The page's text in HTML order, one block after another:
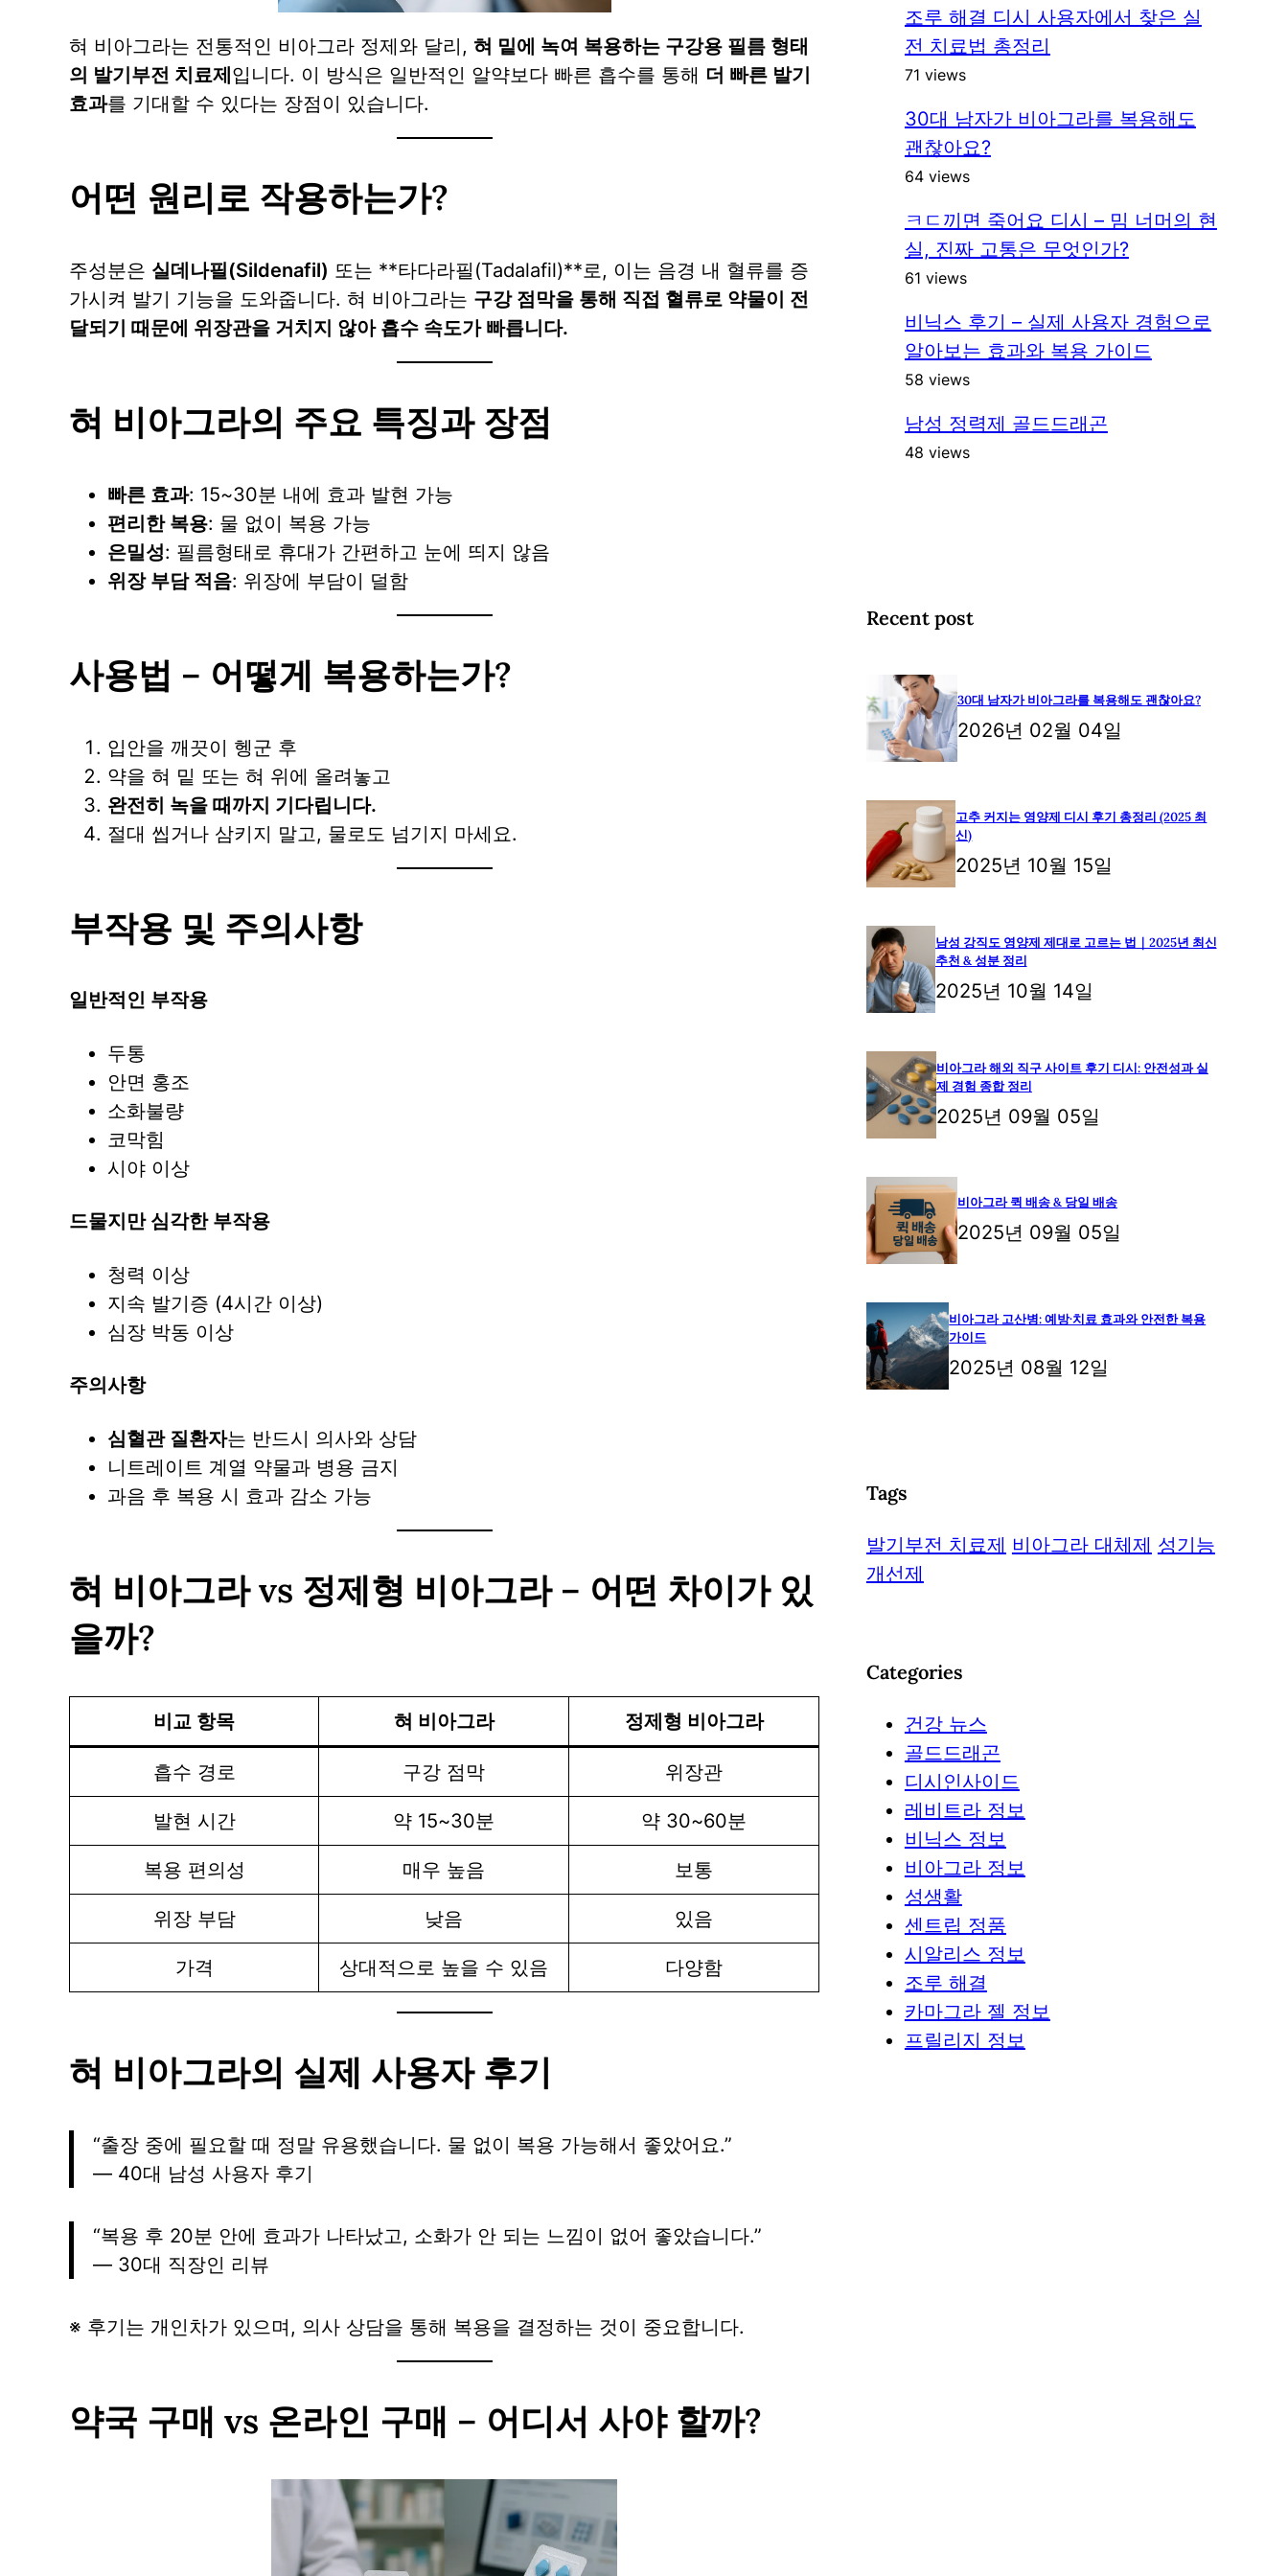
혀 비아그라는 전통적인 비아그라 정제와 달리, 혀 밑에 녹여 복용하는 구강용 필름 형태
의 발기부전 치료제입니다. 이 방식은 일반적인 알약보다 빠른 흡수를 통해 더 빠른 발기
효과를 기대할 수 있다는 장점이 있습니다.
어떤 원리로 작용하는가?
주성분은 실데나필(Sildenafil) 또는 **타다라필(Tadalafil)**로, 이는 음경 내 혈류를 증
가시켜 발기 기능을 도와줍니다. 혀 비아그라는 구강 점막을 통해 직접 혈류로 약물이 전
달되기 때문에 위장관을 거치지 않아 흡수 속도가 빠릅니다.
혀 비아그라의 주요 특징과 장점
빠른 효과: 15~30분 내에 효과 발현 가능
편리한 복용: 물 없이 복용 가능
은밀성: 필름형태로 휴대가 간편하고 눈에 띄지 않음
위장 부담 적음: 위장에 부담이 덜함
사용법 – 어떻게 복용하는가?
입안을 깨끗이 헹군 후
약을 혀 밑 또는 혀 위에 올려놓고
완전히 녹을 때까지 기다립니다.
절대 씹거나 삼키지 말고, 물로도 넘기지 마세요.
부작용 및 주의사항
일반적인 부작용
두통
안면 홍조
소화불량
코막힘
시야 이상
드물지만 심각한 부작용
청력 이상
지속 발기증 (4시간 이상)
심장 박동 이상
주의사항
심혈관 질환자는 반드시 의사와 상담
니트레이트 계열 약물과 병용 금지
과음 후 복용 시 효과 감소 가능
혀 비아그라 vs 정제형 비아그라 – 어떤 차이가 있
을까?
비교 항목 혀 비아그라 정제형 비아그라
흡수 경로 구강 점막 위장관
발현 시간 약 15~30분 약 30~60분
복용 편의성 매우 높음 보통
위장 부담 낮음 있음
가격 상대적으로 높을 수 있음 다양함
혀 비아그라의 실제 사용자 후기
“출장 중에 필요할 때 정말 유용했습니다. 물 없이 복용 가능해서 좋았어요.”
— 40대 남성 사용자 후기
“복용 후 20분 안에 효과가 나타났고, 소화가 안 되는 느낌이 없어 좋았습니다.”
— 30대 직장인 리뷰
※ 후기는 개인차가 있으며, 의사 상담을 통해 복용을 결정하는 것이 중요합니다.
약국 구매 vs 온라인 구매 – 어디서 사야 할까?
조루 해결 디시 사용자에서 찾은 실
전 치료법 총정리
71 views
30대 남자가 비아그라를 복용해도
괜찮아요?
64 views
ㅋㄷ끼면 죽어요 디시 – 밈 너머의 현
실, 진짜 고통은 무엇인가?
61 views
비닉스 후기 – 실제 사용자 경험으로
알아보는 효과와 복용 가이드
58 views
남성 정력제 골드드래곤
48 views
Recent post
30대 남자가 비아그라를 복용해도 괜찮아요?
2026년 02월 04일
고추 커지는 영양제 디시 후기 총정리 (2025 최
신)
2025년 10월 15일
남성 강직도 영양제 제대로 고르는 법｜2025년 최신
추천 & 성분 정리
2025년 10월 14일
비아그라 해외 직구 사이트 후기 디시: 안전성과 실
제 경험 종합 정리
2025년 09월 05일
비아그라 퀵 배송 & 당일 배송
2025년 09월 05일
비아그라 고산병: 예방·치료 효과와 안전한 복용
가이드
2025년 08월 12일
Tags
발기부전 치료제 비아그라 대체제 성기능
개선제
Categories
건강 뉴스
골드드래곤
디시인사이드
레비트라 정보
비닉스 정보
비아그라 정보
성생활
센트립 정품
시알리스 정보
조루 해결
카마그라 젤 정보
프릴리지 정보